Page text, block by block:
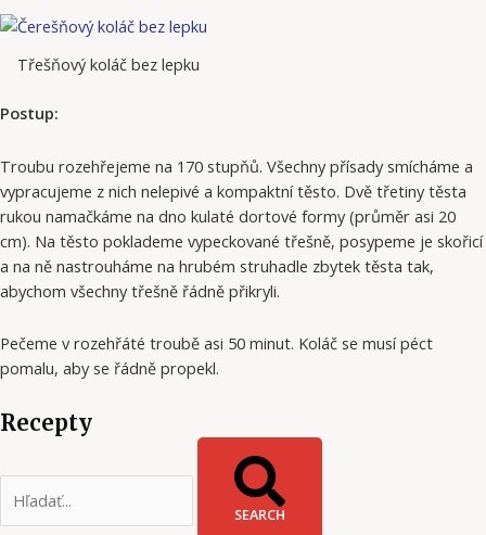
Třešňový koláč bez lepku
Postup:
Troubu rozehřejeme na 170 stupňů. Všechny přísady smícháme a
vypracujeme z nich nelepivé a kompaktní těsto. Dvě třetiny těsta
rukou namačkáme na dno kulaté dortové formy (průměr asi 20
cm). Na těsto poklademe vypeckované třešně, posypeme je skořicí
a na ně nastrouháme na hrubém struhadle zbytek těsta tak,
abychom všechny třešně řádně přikryli.
Pečeme v rozehřáté troubě asi 50 minut. Koláč se musí péct
pomalu, aby se řádně propekl.
Recepty
SEARCH